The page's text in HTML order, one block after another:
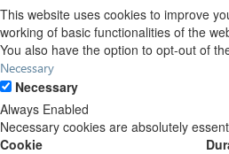
This website uses cookies to improve
working of basic functionalities of the
You also have the option to opt-out of
Necessary
Necessary
Always Enabled
Necessary cookies are absolutely
Cookie